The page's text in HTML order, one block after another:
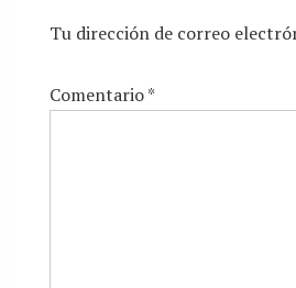
Tu dirección de correo
Comentario*